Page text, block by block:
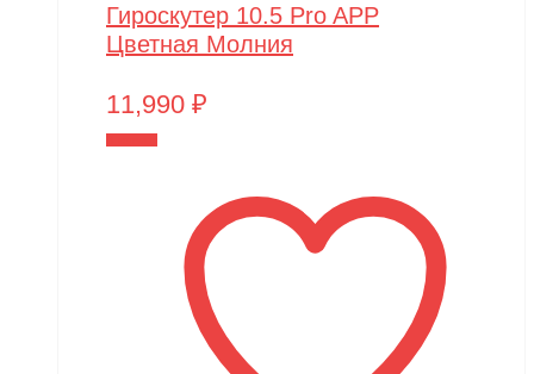
Гироскутер 10.5 Pro APP
Цветная Молния
11,990 ₽